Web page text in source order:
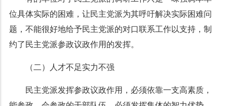
位具体实际的困难，让民主党派为其呼吁解决实际困难问
题，不能很好地给予民主党派的对口联系工作以支持，制
约了民主党派参政议政作用的发挥。
（二）人才不足实力不强
民主党派发挥参政议政作用，必须依靠一支高素质，